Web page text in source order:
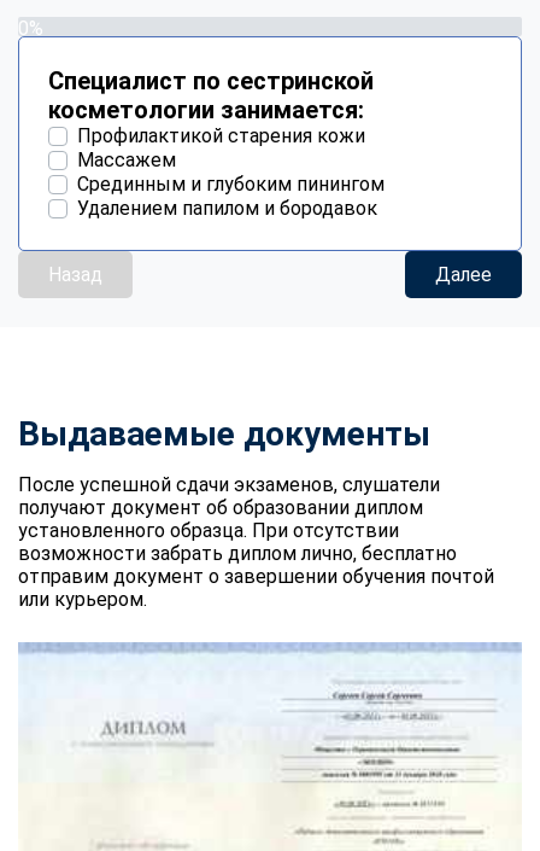
0%
Специалист по сестринской
косметологии занимается:
Профилактикой старения кожи
Массажем
Срединным и глубоким пинингом
Удалением папилом и бородавок
Назад Далее
Выдаваемые документы
После успешной сдачи экзаменов, слушатели
получают документ об образовании диплом
установленного образца. При отсутствии
возможности забрать диплом лично, бесплатно
отправим документ о завершении обучения почтой
или курьером.